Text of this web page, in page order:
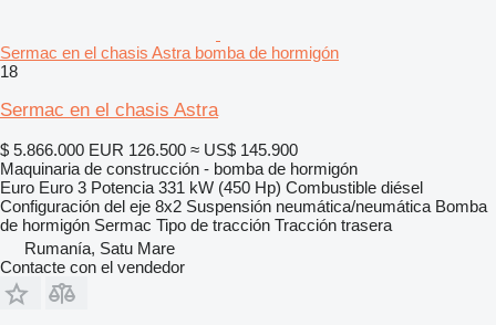
Sermac en el chasis Astra bomba de hormigón
18
Sermac en el chasis Astra
$ 5.866.000 EUR 126.500 ≈ US$ 145.900
Maquinaria de construcción - bomba de hormigón
Euro Euro 3 Potencia 331 kW (450 Hp) Combustible diésel
Configuración del eje 8x2 Suspensión neumática/neumática Bomba
de hormigón Sermac Tipo de tracción Tracción trasera
Rumanía, Satu Mare
Contacte con el vendedor